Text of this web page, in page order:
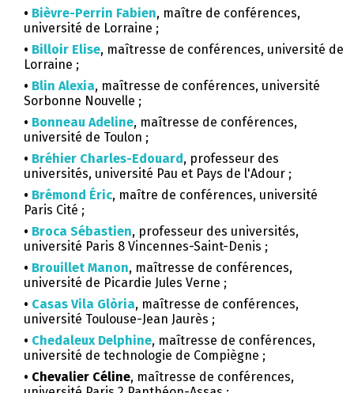
• Bièvre-Perrin Fabien, maître de conférences,
université de Lorraine ;
• Billoir Elise, maîtresse de conférences, université de
Lorraine ;
• Blin Alexia, maîtresse de conférences, université
Sorbonne Nouvelle ;
• Bonneau Adeline, maîtresse de conférences,
université de Toulon ;
• Bréhier Charles-Edouard, professeur des
universités, université Pau et Pays de l'Adour ;
• Brémond Éric, maître de conférences, université
Paris Cité ;
• Broca Sébastien, professeur des universités,
université Paris 8 Vincennes-Saint-Denis ;
• Brouillet Manon, maîtresse de conférences,
université de Picardie Jules Verne ;
• Casas Vila Glòria, maîtresse de conférences,
université Toulouse-Jean Jaurès ;
• Chedaleux Delphine, maîtresse de conférences,
université de technologie de Compiègne ;
• Chevalier Céline, maîtresse de conférences,